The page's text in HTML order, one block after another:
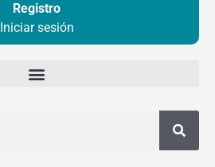
Registro
Iniciar sesión